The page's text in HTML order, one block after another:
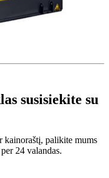
susisiekite su
kainoraštį, palikite mums
24 valandas.